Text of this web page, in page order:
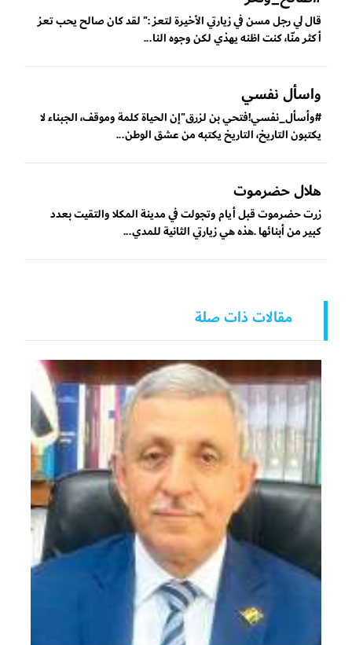
قال لي رجل مسن في زيارتي الأخيرة لتعز :" لقد كان صالح يحب تعز
أكثر منّا، كنت اظنه يهذي لكن وجوه النا...
واسأل نفسي
#وأسأل_نفسي!فتحي بن لزرق"إن الحياة كلمة وموقف، الجبناء لا
يكتبون التاريخ، التاريخ يكتبه من عشق الوطن...
هلال حضرموت
زرت حضرموت قبل أيام وتجولت في مدينة المكلا والتقيت بعدد
كبير من أبنائها .هذه هي زيارتي الثانية للمدي...
مقالات ذات صلة